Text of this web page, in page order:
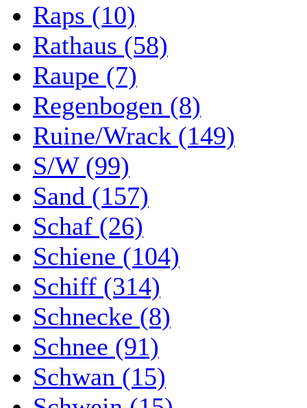
Raps (10)
Rathaus (58)
Raupe (7)
Regenbogen (8)
Ruine/Wrack (149)
S/W (99)
Sand (157)
Schaf (26)
Schiene (104)
Schiff (314)
Schnecke (8)
Schnee (91)
Schwan (15)